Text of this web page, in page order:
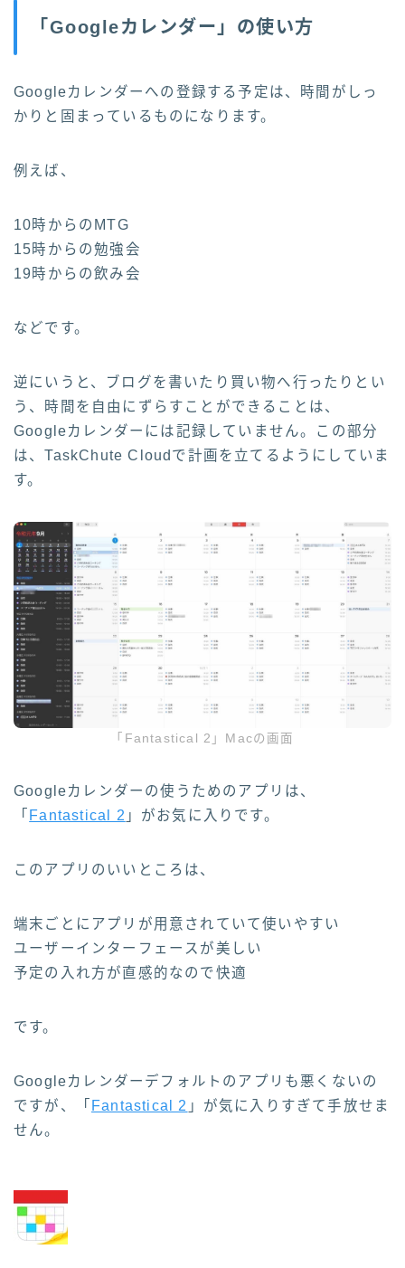
「Googleカレンダー」の使い方
Googleカレンダーへの登録する予定は、時間がしっ
かりと固まっているものになります。
例えば、
10時からのMTG
15時からの勉強会
19時からの飲み会
などです。
逆にいうと、ブログを書いたり買い物へ行ったりとい
う、時間を自由にずらすことができることは、
Googleカレンダーには記録していません。この部分
は、TaskChute Cloudで計画を立てるようにしていま
す。
「Fantastical 2」Macの画面
Googleカレンダーの使うためのアプリは、
「 Fantastical 2 」がお気に入りです。
このアプリのいいところは、
端末ごとにアプリが用意されていて使いやすい
ユーザーインターフェースが美しい
予定の入れ方が直感的なので快適
です。
Googleカレンダーデフォルトのアプリも悪くないの
ですが、「 Fantastical 2 」が気に入りすぎて手放せま
せん。